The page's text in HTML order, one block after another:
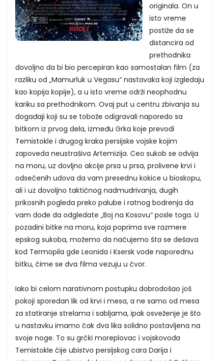
originala. On u
isto vreme
postiže da se
distancira od
prethodnika
dovoljno da bi bio percepiran kao samostalan film (za
razliku od „Mamurluk u Vegasu“ nastavaka koji izgledaju
kao kopija kopije), a u isto vreme održi neophodnu
kariku sa prethodnikom. Ovaj put u centru zbivanja su
događaji koji su se tobože odigravali naporedo sa
bitkom iz prvog dela, između Grka koje prevodi
Temistokle i drugog kraka persijske vojske kojim
zapoveda neustrašiva Artemizija. Ceo sukob se odvija
na moru, uz dovljno akcije prsa u prsa, prolivene krvi i
odsečenih udova da vam presednu kokice u bioskopu,
ali i uz dovoljno taktičnog nadmudrivanja, dugih
prikosnih pogleda preko palube i ratnog bodrenja da
vam dođe da odgledate „Boj na Kosovu“ posle toga. U
pozadini bitke na moru, koja poprima sve razmere
epskog sukoba, možemo da načujemo šta se dešava
kod Termopila gde Leonida i Ksersk vode naporednu
bitku, čime se dva filma vezuju u čvor.
Iako bi celom narativnom postupku dobrodošao još
pokoji sporedan lik od krvi i mesa, a ne samo od mesa
za statiranje strelama i sabljama, ipak osveženje je što
u nastavku imamo čak dva lika solidno postavljena na
svoje noge. To su grčki moreplovac i vojskovođa
Temistokle čije ubistvo persijskog cara Darija i